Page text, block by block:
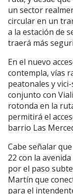
un sector
circular en un
a la estación de
traerá más
En el nuevo
contempla, vías
peatonales y
conjunto con
rotonda en la
permitirá el
barrio Las
Cabe señalar
22 con la
por el paso
Martín que
para el